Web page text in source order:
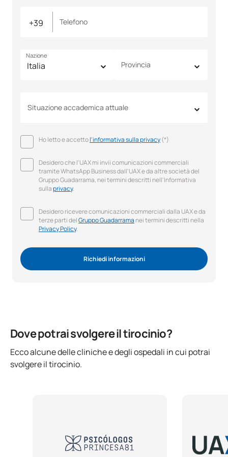
Telefono
Nazione
Provincia
Situazione accademica attuale
Ho letto e accettol'informativa sulla privacy(*)
Desidero che l'UAX mi invii comunicazioni commerciali
tramite WhatsApp Business dall'UAX e da altre società del
Gruppo Guadarrama, nei termini descritti nell'Informativa
sullaprivacy.
Desidero ricevere comunicazioni commerciali dalla UAX e da
terze parti delGruppo Guadarrama nei termini descritti nella
Privacy Policy.
Richiedi informazioni
Dove potrai svolgere il tirocinio?
Ecco alcune delle cliniche e degli ospedali in cui potrai
svolgere il tirocinio.